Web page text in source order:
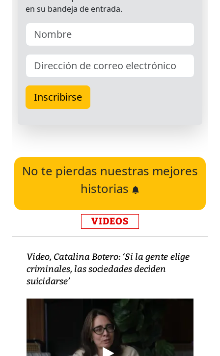
No te pierdas nuestras mejores
historias
VIDEOS
Video, Catalina Botero: ‘Si la gente elige
criminales, las sociedades deciden
suicidarse’